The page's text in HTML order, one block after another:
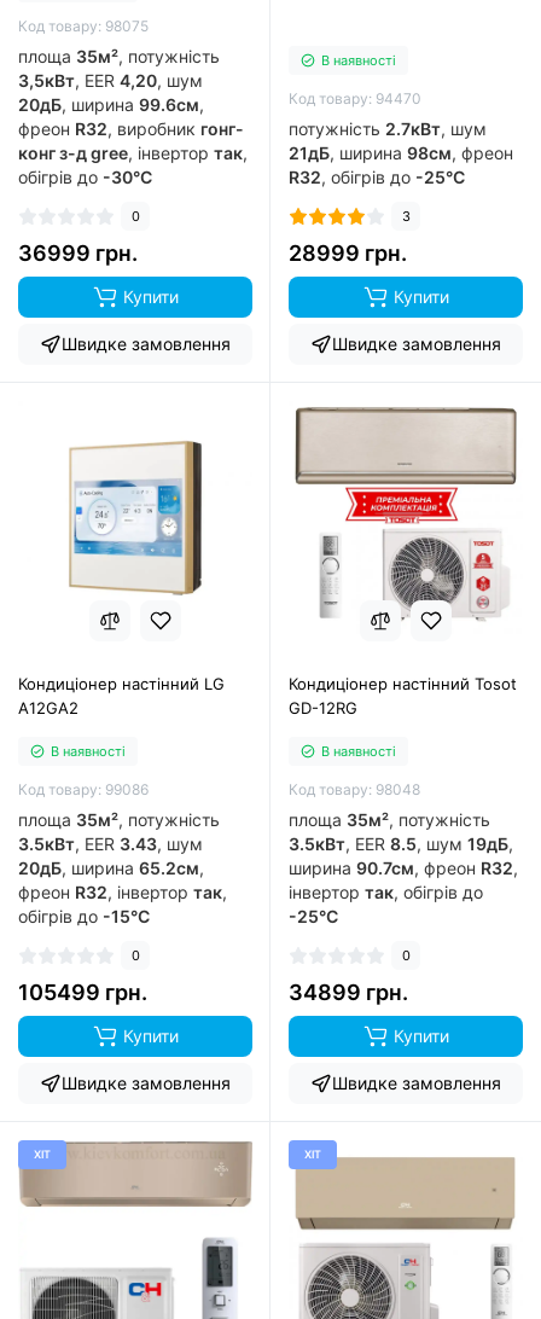
Код товару: 98075
площа 35м², потужність
3,5кВт, EER 4,20, шум
20дБ, ширина 99.6см,
фреон R32, виробник гонг-
конг з-д gree, інвертор так,
обігрів до -30°C
0
36999 грн.
Купити
Швидке замовлення
В наявності
Код товару: 94470
потужність 2.7кВт, шум
21дБ, ширина 98см, фреон
R32, обігрів до -25°C
3
28999 грн.
Купити
Швидке замовлення
Кондиціонер настінний LG
A12GA2
В наявності
Код товару: 99086
площа 35м², потужність
3.5кВт, EER 3.43, шум
20дБ, ширина 65.2см,
фреон R32, інвертор так,
обігрів до -15°C
0
105499 грн.
Купити
Швидке замовлення
Кондиціонер настінний Tosot
GD-12RG
В наявності
Код товару: 98048
площа 35м², потужність
3.5кВт, EER 8.5, шум 19дБ,
ширина 90.7см, фреон R32,
інвертор так, обігрів до
-25°C
0
34899 грн.
Купити
Швидке замовлення
ХІТ ХІТ